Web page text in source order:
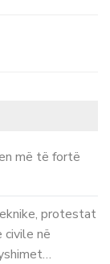
më të fortë
protestat
civile në